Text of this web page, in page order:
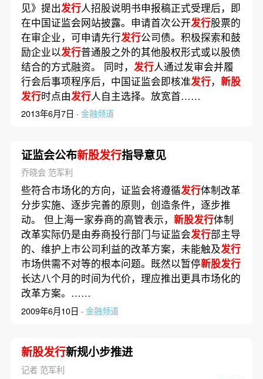
见》提出发行人招股说明书申报稿正式受理后，即
在中国证监会网站披露。申请首次公开发行股票的
在审企业，可申请先行发行公司债。积极探索和鼓
励企业以发行普通股之外的其他股权形式或以股债
结合的方式融资。 同时， 发行人通过发审会并履
行会后事项程序后，中国证监会即核准发行， 新股
发行时点由发行人自主选择。放宽首……
2013年6月7日 · 金融频道
证监会公布新股发行指导意见
乔晓会 范军利
些符合市场化的方向，证监会将遵循发行体制改革
分步实施、逐步完善的原则，创造条件，逐步推
动。 但上海一家券商的高管表示， 新股发行体制
改革实际仍是由券商投行部门与证监会发行部主导
的、维护上市公司利益的改革方案，未能触及发行
市场供需不对等的根本问题。既然以暂停新股发行
长达八个月的时间为代价，理应推出更具市场化的
改革方案。……
2009年6月10日 · 金融频道
新股发行新规小步推进
记者 范军利